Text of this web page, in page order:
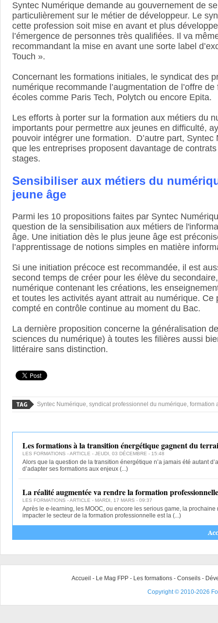
Syntec Numérique demande au gouvernement de
particulièrement sur le métier de développeur. Le
cette profession soit mise en avant et plus
l’émergence de personnes très qualifiées. Il va
recommandant la mise en avant une sorte label
Touch ».
Concernant les formations initiales, le syndicat des
numérique recommande l’augmentation de l’offre
écoles comme Paris Tech, Polytch ou encore Epita.
Les efforts à porter sur la formation aux métiers du
importants pour permettre aux jeunes en difficulté,
pouvoir intégrer une formation. D’autre part, Syntec
que les entreprises proposent davantage de
stages.
Sensibiliser aux métiers du
jeune âge
Parmi les 10 propositions faites par Syntec
question de la sensibilisation aux métiers de
âge. Une initiation dès le plus jeune âge est
l’apprentissage de notions simples en matière
Si une initiation précoce est recommandée, il est
second temps de créer pour les élève du
numérique contenant les créations, les
et toutes les activités ayant attrait au numérique. Ce
compté en contrôle continue au moment du Bac.
La dernière proposition concerne la généralisation
sciences du numérique) à toutes les filières aussi
littéraire sans distinction.
Syntec Numérique, syndicat professionnel du numérique, formation
Les formations à la transition énergétique gagnent du
LES FORMATIONS - ARTICLE - JEUDI, 03 DÉCEMBRE - 15:48
Alors que la question de la transition énergétique n’a jamais été autant
d’adapter ses formations aux enjeux (...)
La réalité augmentée va rendre la formation
LES FORMATIONS - ARTICLE - MARDI, 17 MARS - 09:37
Après le e-learning, les MOOC, ou encore les serious game, la
impacter le secteur de la formation professionnelle est la (...)
Accueil - Le Mag FPP - Les formations - Conseils -
Copyright © 2010-2026